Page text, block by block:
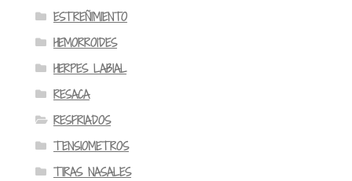
ESTREÑIMIENTO
HEMORROIDES
HERPES LABIAL
RESACA
RESFRIADOS
TENSIOMETROS
TIRAS NASALES